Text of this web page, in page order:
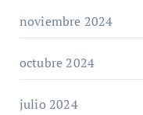
noviembre 2024
octubre 2024
julio 2024